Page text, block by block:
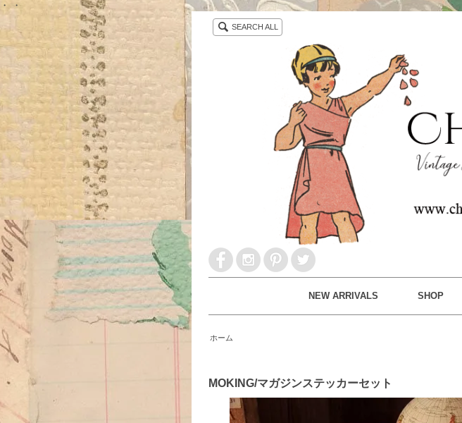
・ ・
SEARCH ALL
NEW ARRIVALS SHOP
ホーム
MOKING/マガジンステッカーセット